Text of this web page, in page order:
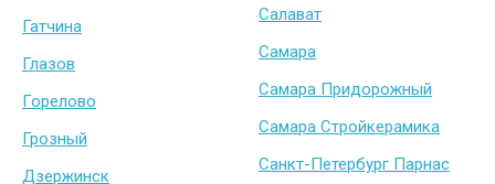
Гатчина
Глазов
Горелово
Грозный
Дзержинск
Салават
Самара
Самара Придорожный
Самара Стройкерамика
Санкт-Петербург Парнас